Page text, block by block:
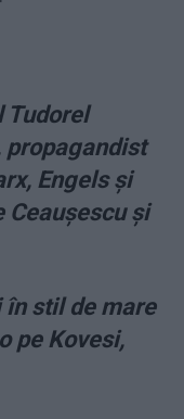
Tudorel
propagandist
Engels și
Ceaușescu și
stil de mare
pe Kovesi,